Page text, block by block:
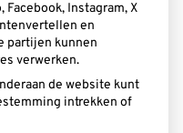
Facebook, Instagram, X
en
partijen kunnen
verwerken.
de website kunt
intrekken of